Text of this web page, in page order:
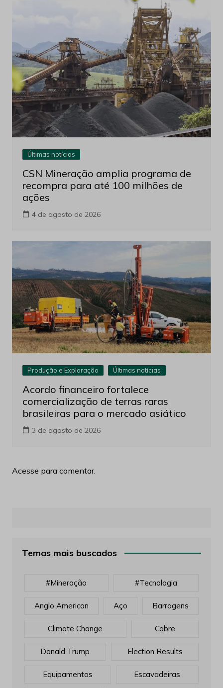
Últimas notícias
CSN Mineração amplia programa de
recompra para até 100 milhões de
ações
4 de agosto de 2026
Produção e Exploração Últimas notícias
Acordo financeiro fortalece
comercialização de terras raras
brasileiras para o mercado asiático
3 de agosto de 2026
Acesse para comentar.
Temas mais buscados
#mineração #tecnologia
Anglo American Aço Barragens
Climate Change Cobre
Donald Trump Election Results
Equipamentos Escavadeiras